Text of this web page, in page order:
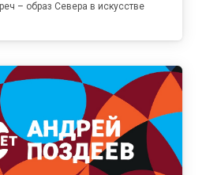
– образ Севера в искусстве